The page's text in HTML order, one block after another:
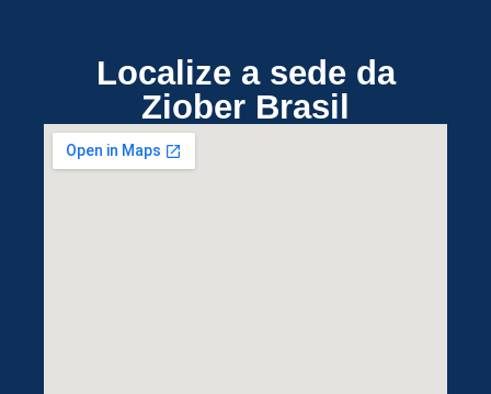
Localize a sede da
Ziober Brasil